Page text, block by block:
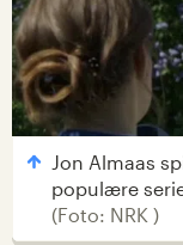
Jon Almaas
populære
(Foto: NRK )